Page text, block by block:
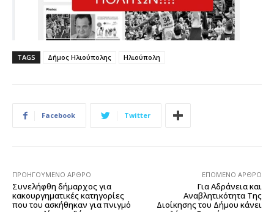
TAGS Δήμος Ηλιούπολης Ηλιούπολη
Facebook Twitter
ΠΡΟΗΓΟΎΜΕΝΟ ΆΡΘΡΟ
Συνελήφθη δήμαρχος για
κακουργηματικές κατηγορίες
που του ασκήθηκαν για πνιγμό
ΕΠΌΜΕΝΟ ΆΡΘΡΟ
Για Αδράνεια και
Αναβλητικότητα Της
Διοίκησης του Δήμου κάνει